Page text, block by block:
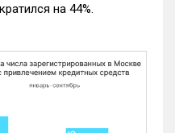
на 44%.